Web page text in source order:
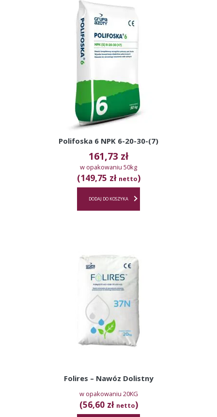
Polifoska 6 NPK 6-20-30-(7)
161,73 zł
w opakowaniu 50kg
(149,75 zł netto)
DODAJ DO KOSZYKA
Folires – Nawóz Dolistny
w opakowaniu 20KG
(56,60 zł netto)